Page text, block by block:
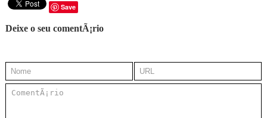
Save
Deixe o seu comentÃ¡rio